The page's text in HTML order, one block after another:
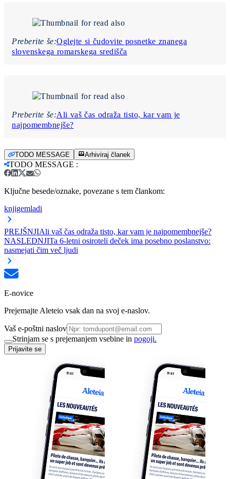
Preberite še:Oglejte si čudovite posnetke znanega
slovenskega romarskega središča
Preberite še:Ali vaš čas odraža tisto, kar vam je
najpomembnejše?
TODO MESSAGE Arhiviraj članek
TODO MESSAGE :
Ključne besede/oznake, povezane s tem člankom:
knjigemladi
PREJŠNJIAli vaš čas odraža tisto, kar vam je najpomembnejše?
NASLEDNJITa 6-letni osiroteli deček ima posebno poslanstvo:
nasmejati čim več ljudi
E-novice
Prejemajte Aleteio vsak dan na svoj e-naslov.
Vaš e-poštni naslov
Strinjam se s prejemanjem vsebine in pogoji.
Prijavite se